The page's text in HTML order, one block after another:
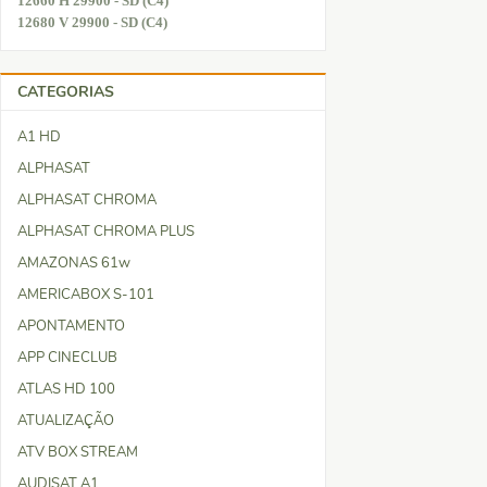
12680 V 29900 - SD (C4)
CATEGORIAS
A1 HD
ALPHASAT
ALPHASAT CHROMA
ALPHASAT CHROMA PLUS
AMAZONAS 61w
AMERICABOX S-101
APONTAMENTO
APP CINECLUB
ATLAS HD 100
ATUALIZAÇÃO
ATV BOX STREAM